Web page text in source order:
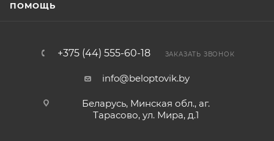
ПОМОЩЬ
+375 (44) 555-60-18 ЗАКАЗАТЬ ЗВОНОК
info@beloptovik.by
Беларусь, Минская обл., аг.
Тарасово, ул. Мира, д.1